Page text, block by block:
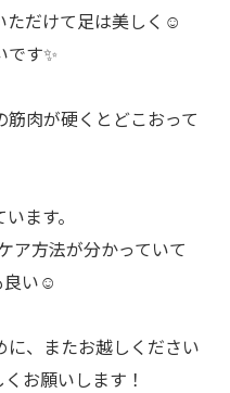
ただけて足は美しく☺️
す✨
肉が硬くとどこおって
ます。
ア方法が分かっていて
良い☺️
に、またお越しください
お願いします！